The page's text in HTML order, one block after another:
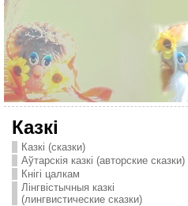
Казкі
Казкі (сказки)
Аўтарскія казкі (авторские сказки)
Кнігі цалкам
Лінгвістычныя казкі
(лингвистические сказки)